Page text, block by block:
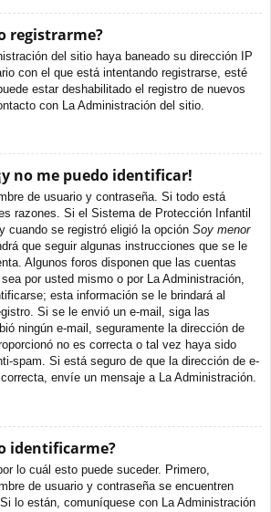
registrarme?
del sitio haya baneado su dirección IP
con el que está intentando registrarse, esté
estar deshabilitado el registro de nuevos
con La Administración del sitio.
no me puedo identificar!
de usuario y contraseña. Si todo está
razones. Si el Sistema de Protección Infantil
cuando se registró eligió la opción Soy menor
que seguir algunas instrucciones que se le
Algunos foros disponen que las cuentas
por usted mismo o por La Administración,
esta información se le brindará al
Si se le envió un e-mail, siga las
ningún e-mail, seguramente la dirección de
no es correcta o tal vez haya sido
spam. Si está seguro de que la dirección de e-
envíe un mensaje a La Administración.
identificarme?
lo cuál esto puede suceder. Primero,
de usuario y contraseña se encuentren
lo están, comuníquese con La Administración